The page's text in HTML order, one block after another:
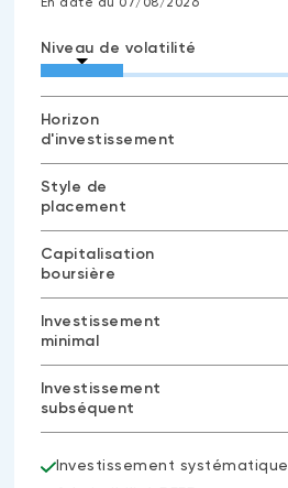
Niveau de volatilité
Horizon
d'investissement
Style de
placement
Capitalisation
boursière
Investissement
minimal
Investissement
subséquent
Investissement systématique